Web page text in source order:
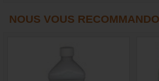
NOUS VOUS